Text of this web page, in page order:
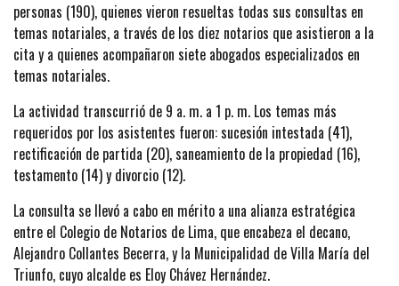
personas (190), quienes vieron resueltas todas sus consultas en
temas notariales, a través de los diez notarios que asistieron a la
cita y a quienes acompañaron siete abogados especializados en
temas notariales.
La actividad transcurrió de 9 a. m. a 1 p. m. Los temas más
requeridos por los asistentes fueron: sucesión intestada (41),
rectificación de partida (20), saneamiento de la propiedad (16),
testamento (14) y divorcio (12).
La consulta se llevó a cabo en mérito a una alianza estratégica
entre el Colegio de Notarios de Lima, que encabeza el decano,
Alejandro Collantes Becerra, y la Municipalidad de Villa María del
Triunfo, cuyo alcalde es Eloy Chávez Hernández.